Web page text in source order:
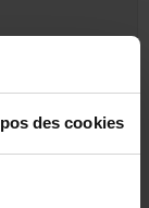
des cookies